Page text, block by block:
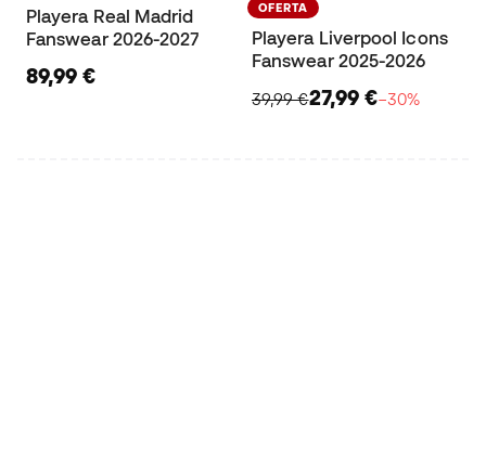
Playera Real Madrid
Fanswear 2026-2027
89,99 €
OFERTA
Playera Liverpool Icons
Fanswear 2025-2026
39,99 €27,99 €−30%